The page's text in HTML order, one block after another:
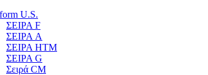
U.S.
ΣΕΙΡΑ F
ΣΕΙΡΑ A
ΣΕΙΡΑ HTM
ΣΕΙΡΑ G
Σειρά CM